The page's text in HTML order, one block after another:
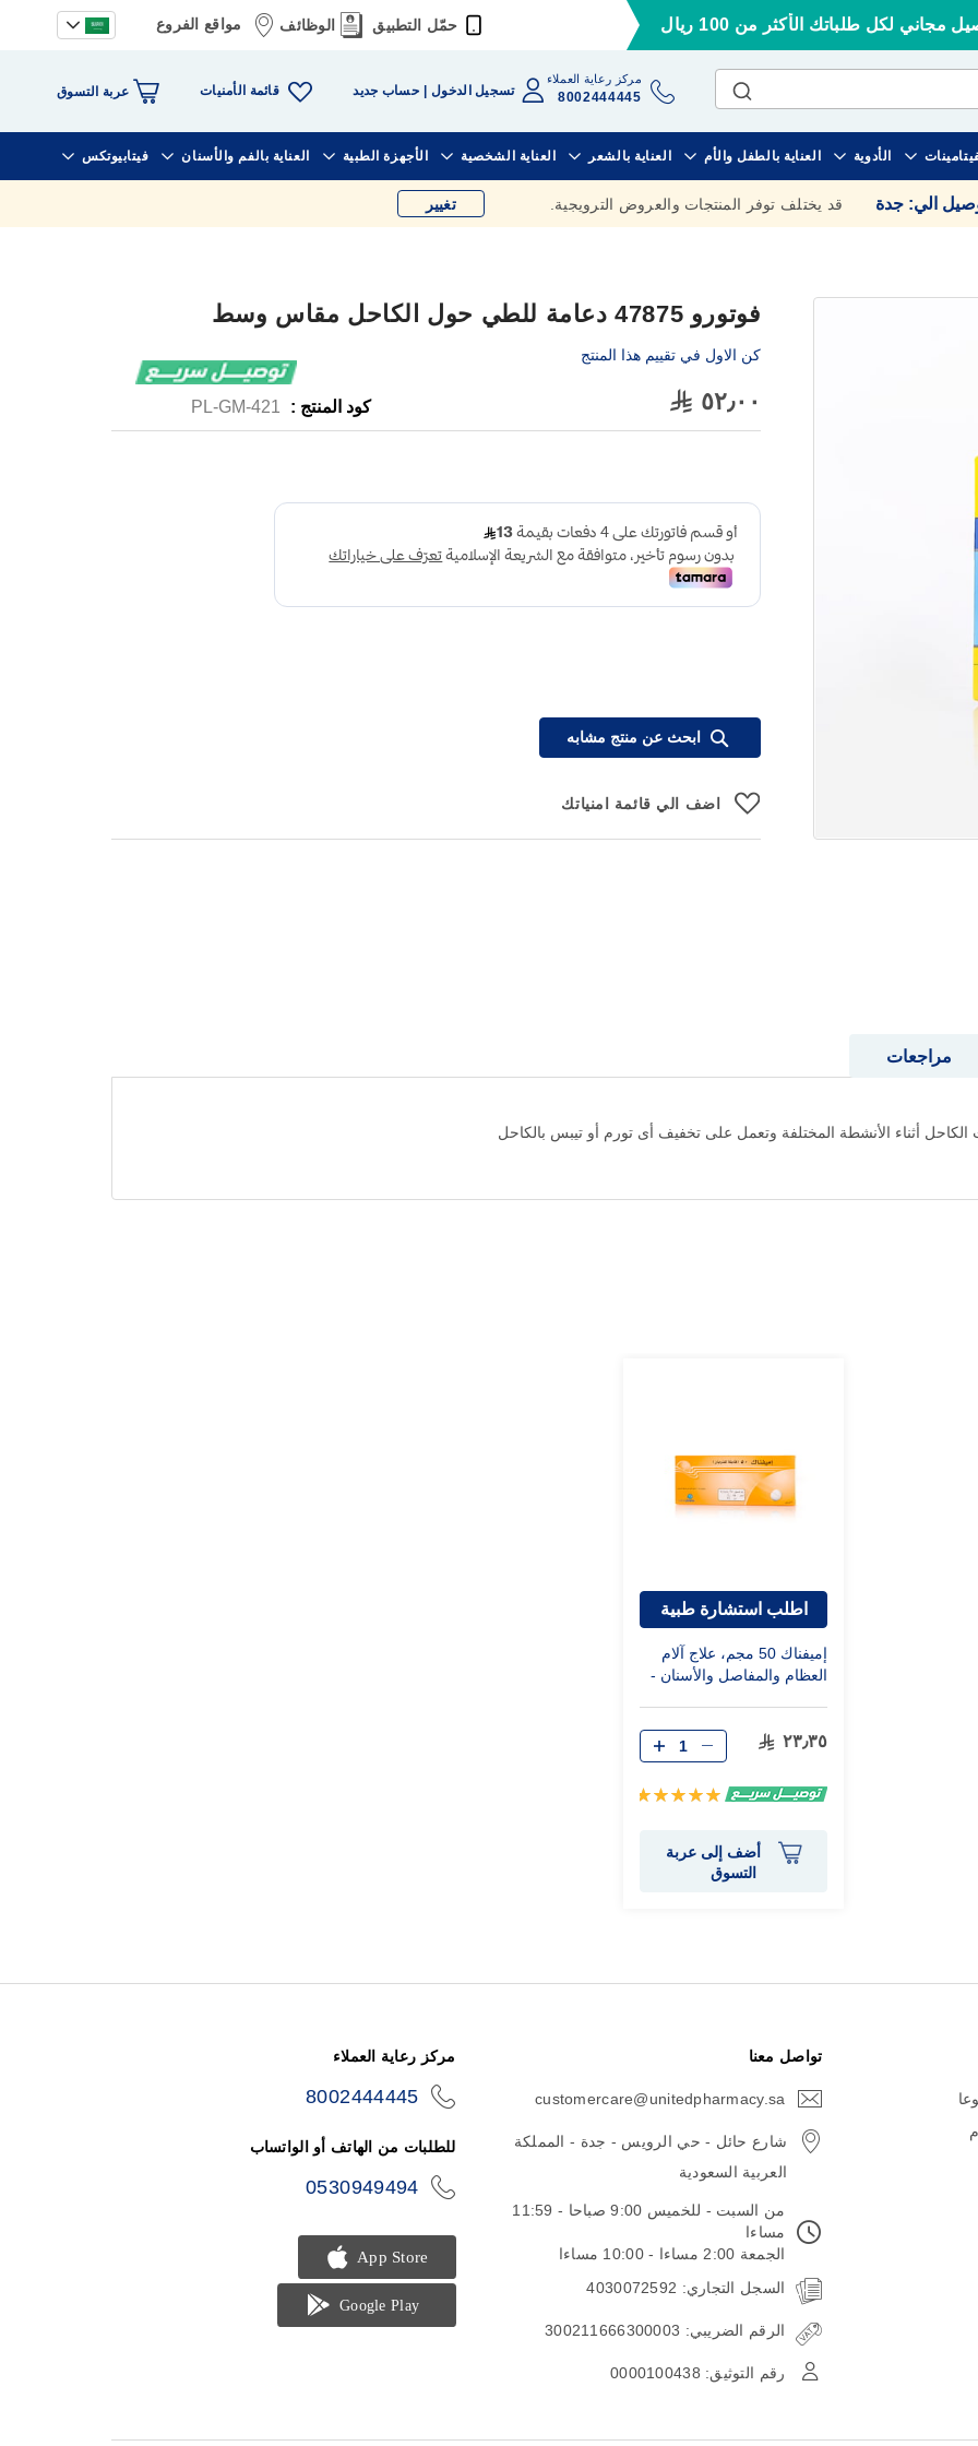
مجاني لكل طلباتك الأكثر من 100 ريال حمّل التطبيق الوظائف مواقع الفروع
مركز رعاية العملاء
8002444445 تسجيل الدخول حساب جديد قائمة الأمنيات عربة التسوق
الأدوية العناية بالطفل والأم العناية بالشعر العناية الشخصية الأجهزة الطبية العناية بالفم والأسنان فيتابيوتكس
الي: جدة قد يختلف توفر المنتجات والعروض الترويجية. تغيير
فوتورو 47875 دعامة للطي حول الكاحل مقاس وسط
كن الاول في تقييم هذا المنتج
٥٢٫٠٠ كود المنتج : PL-GM-421
ابحث عن منتج مشابه
اضف الي قائمة امنياتك
أثناء الأنشطة المختلفة وتعمل على تخفيف أى تورم أو تيبس بالكاحل
مراجعات
اطلب استشارة طبية
إميفناك 50 مجم، علاج آلام
العظام والمفاصل والأسنان -
٢٣٫٣٥
تقييم:
أضف إلى عربة
التسوق
تواصل معنا
customercare@unitedpharmacy.sa
شارع حائل - حي الرويس - جدة - المملكة
العربية السعودية
من السبت - للخميس 9:00 صباحا - 11:59
مساءا
الجمعة 2:00 مساءا - 10:00 مساءا
السجل التجاري: 4030072592
الرقم الضريبي: 300211666300003
رقم التوثيق: 0000100438
مركز رعاية العملاء
8002444445
للطلبات من الهاتف أو الواتساب
0530949494